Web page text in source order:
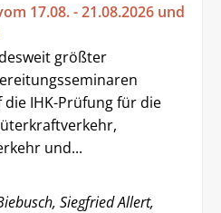
17.08. - 21.08.2026 und
größter
IHK-Prüfung für die
und...
Siegfried Allert,